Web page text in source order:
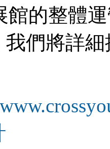
館的整體
，我們將